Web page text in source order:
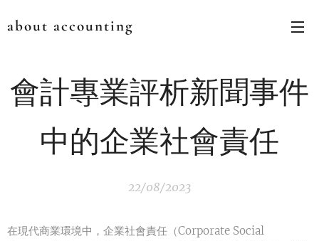
about accounting
會計專業評析新聞事件
中的企業社會責任
22/08/2023
在現代商業環境中，企業社會責任（Corporate Social